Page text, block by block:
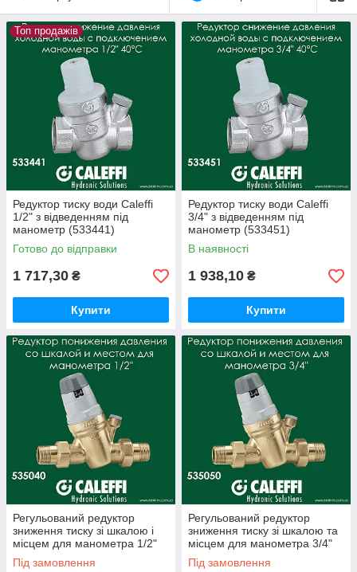
Топ продажів
Редуктор тиску води Caleffi
1/2" з відведенням під
манометр (533441)
Готово до відправки
1 717,30 ₴
Купити
Редуктор тиску води Caleffi
3/4" з відведенням під
манометр (533451)
В наявності
1 938,10 ₴
Купити
Регульований редуктор
зниження тиску зі шкалою і
місцем для манометра 1/2"
Caleffi (535040)
Під замовлення
Регульований редуктор
зниження тиску зі шкалою та
місцем для манометра 3/4"
Caleffi (535050)
Під замовлення